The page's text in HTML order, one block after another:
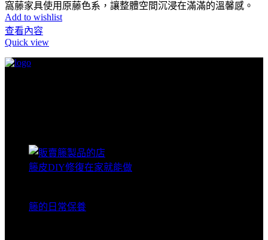
窩藤家具使用原藤色系，讓整體空間沉浸在滿滿的溫馨感。
Add to wishlist
查看內容
Quick view
籐皮DIY修復在家就能做
籐的日常保養